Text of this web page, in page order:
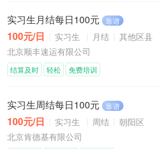
实习生月结每日100元 靠谱
100元/日 实习生 月结
其他区县
北京顺丰速运有限公司
结算及时 轻松 免费培训
实习生周结每日100元 靠谱
100元/日 实习生 周结
朝阳区
北京肯德基有限公司